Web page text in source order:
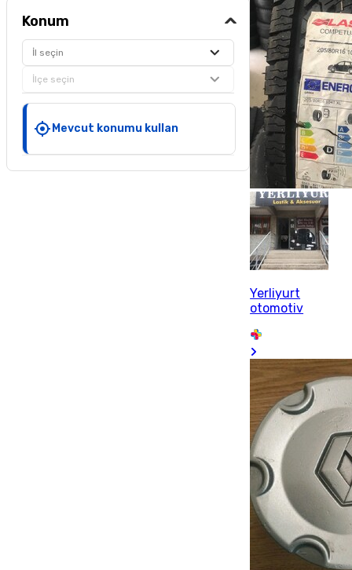
Konum
İl seçin
İlçe seçin
Mevcut konumu kullan
Yerliyurt
otomotiv